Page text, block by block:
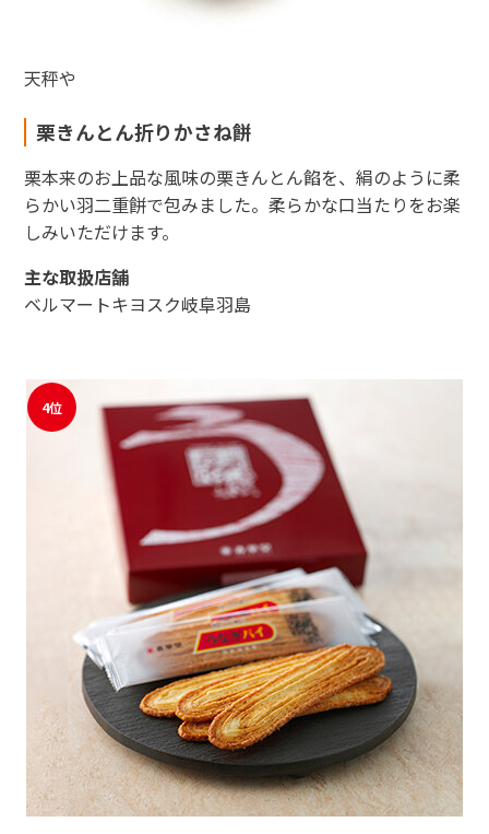
天秤や
栗きんとん折りかさね餅
栗本来のお上品な風味の栗きんとん餡を、絹のように柔
らかい羽二重餅で包みました。柔らかな口当たりをお楽
しみいただけます。
主な取扱店舗
ベルマートキヨスク岐阜羽島
4位